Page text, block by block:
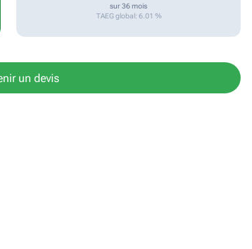
sur 36 mois
TAEG global: 6.01 %
un devis